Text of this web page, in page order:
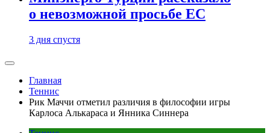
о невозможной просьбе ЕС
3 дня спустя
Главная
Теннис
Рик Маччи отметил различия в философии игры
Карлоса Алькараса и Янника Синнера